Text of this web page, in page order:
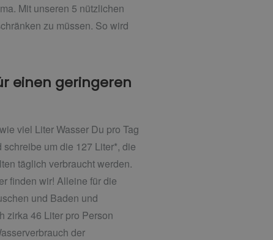
Mit unseren 5 nützlichen
zu müssen. So wird
einen geringeren
viel Liter Wasser Du pro Tag
um die 127 Liter*, die
täglich verbraucht werden.
finden wir! Alleine für die
und Baden und
zirka 46 Liter pro Person
der